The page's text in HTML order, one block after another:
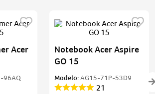
Acer
96AQ
Notebook Acer Aspire
GO 15
Modelo: AG15-71P-53D9
21